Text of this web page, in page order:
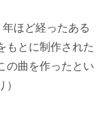
ほど経ったある
もとに制作された
の曲を作ったとい